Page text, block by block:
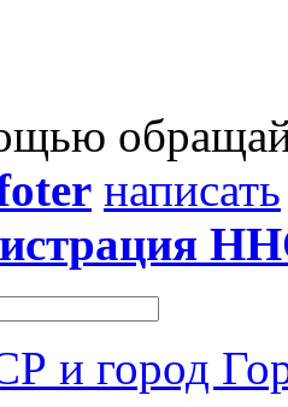
написать
и город